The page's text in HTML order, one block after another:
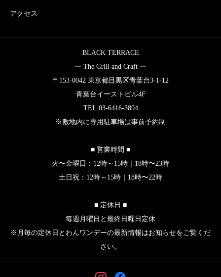
アクセス
BLACK TERRACE
ー The Grill and Craft ー
〒153-0042 東京都目黒区青葉台3-1-12
青葉台イーストビル4F
TEL:03-6416-3894
※敷地内に専用駐車場は事前予約制
■ 営業時間 ■
火〜金曜日：12時～15時｜18時〜23時
土日祝：12時～15時｜18時〜22時
■ 定休日 ■
毎週月曜日と最終日曜日定休
※月毎の定休日とわんワンデーの最新情報はお知らせをご覧くだ
さい。